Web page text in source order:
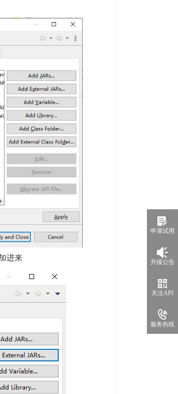
申请试用
升级公告
关注API
服务热线